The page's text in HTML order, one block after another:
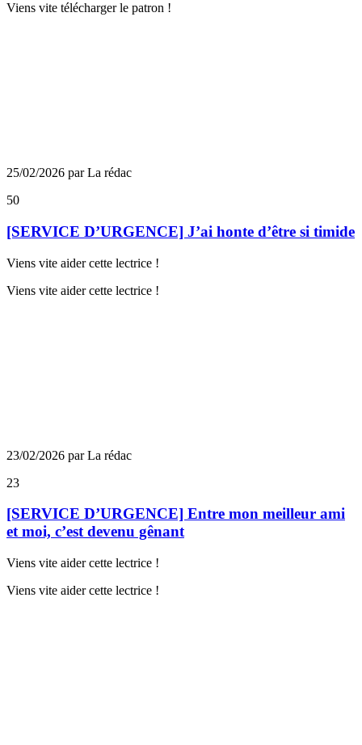
Viens vite télécharger le patron !
25/02/2026 par La rédac
50
[SERVICE D’URGENCE] J’ai honte d’être si timide
Viens vite aider cette lectrice !
Viens vite aider cette lectrice !
23/02/2026 par La rédac
23
[SERVICE D’URGENCE] Entre mon meilleur ami
et moi, c’est devenu gênant
Viens vite aider cette lectrice !
Viens vite aider cette lectrice !